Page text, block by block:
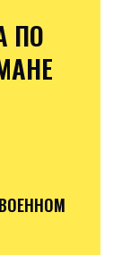
ПО